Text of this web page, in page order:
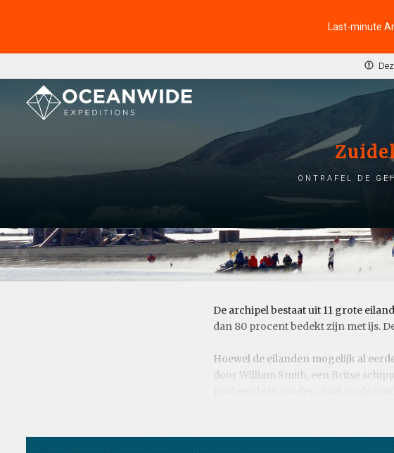
Last-minute
Ontrafel de
De archipel bestaat uit 11 grote
dan 80 procent bedekt zijn met ijs.
Hoewel de eilanden mogelijk al
door William Smith, een Britse